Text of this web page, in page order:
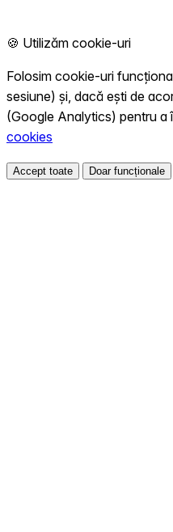
🍪 Utilizăm cookie-uri
Folosim cookie-uri
sesiune) și, dacă ești de
(Google Analytics) pentru a
cookies
Accept toate Doar funcționale